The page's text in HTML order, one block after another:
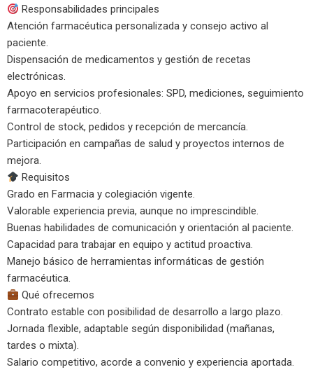
Responsabilidades principales
Atención farmacéutica personalizada y consejo activo al
paciente.
Dispensación de medicamentos y gestión de recetas
electrónicas.
Apoyo en servicios profesionales: SPD, mediciones, seguimiento
farmacoterapéutico.
Control de stock, pedidos y recepción de mercancía.
Participación en campañas de salud y proyectos internos de
mejora.
Requisitos
Grado en Farmacia y colegiación vigente.
Valorable experiencia previa, aunque no imprescindible.
Buenas habilidades de comunicación y orientación al paciente.
Capacidad para trabajar en equipo y actitud proactiva.
Manejo básico de herramientas informáticas de gestión
farmacéutica.
Qué ofrecemos
Contrato estable con posibilidad de desarrollo a largo plazo.
Jornada flexible, adaptable según disponibilidad (mañanas,
tardes o mixta).
Salario competitivo, acorde a convenio y experiencia aportada.